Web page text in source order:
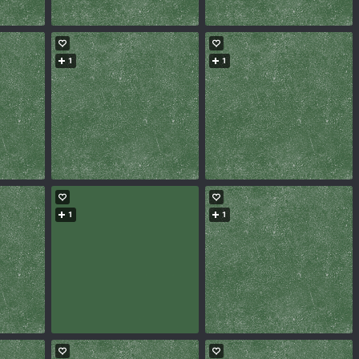
1 1
1 1